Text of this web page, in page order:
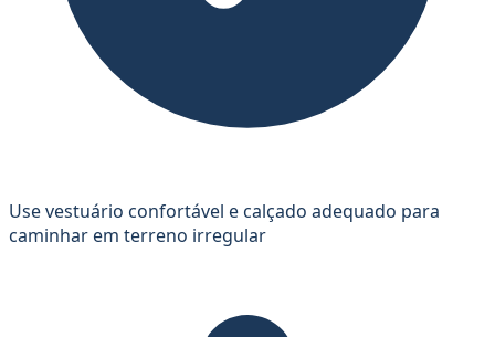
Use vestuário confortável e calçado adequado para
caminhar em terreno irregular